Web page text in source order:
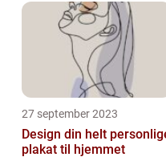
27 september 2023
Design din helt
plakat til hjemmet